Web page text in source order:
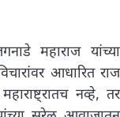
महाराज यांच्या
आधारित राज
नव्हे, तर